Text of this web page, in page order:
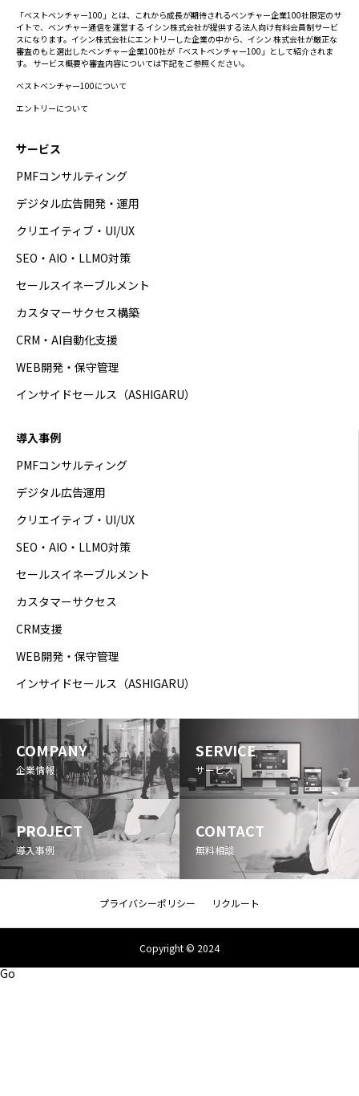
「ベストベンチャー100」とは、これから成長が期待されるベンチャー企業100社限定のサ
イトで、ベンチャー通信を運営する イシン株式会社が提供する法人向け有料会員制サービ
スになります。イシン株式会社にエントリーした企業の中から、イシン 株式会社が厳正な
審査のもと選出したベンチャー企業100社が「ベストベンチャー100」として紹介されま
す。 サービス概要や審査内容については下記をご参照ください。
ベストベンチャー100について
エントリーについて
サービス
PMFコンサルティング
デジタル広告開発・運用
クリエイティブ・UI/UX
SEO・AIO・LLMO対策
セールスイネーブルメント
カスタマーサクセス構築
CRM・AI自動化支援
WEB開発・保守管理
インサイドセールス（ASHIGARU）
導入事例
PMFコンサルティング
デジタル広告運用
クリエイティブ・UI/UX
SEO・AIO・LLMO対策
セールスイネーブルメント
カスタマーサクセス
CRM支援
WEB開発・保守管理
インサイドセールス（ASHIGARU）
COMPANY
企業情報
SERVICE
サービス
PROJECT
導入事例
CONTACT
無料相談
プライバシーポリシー リクルート
Copyright © 2024
Go